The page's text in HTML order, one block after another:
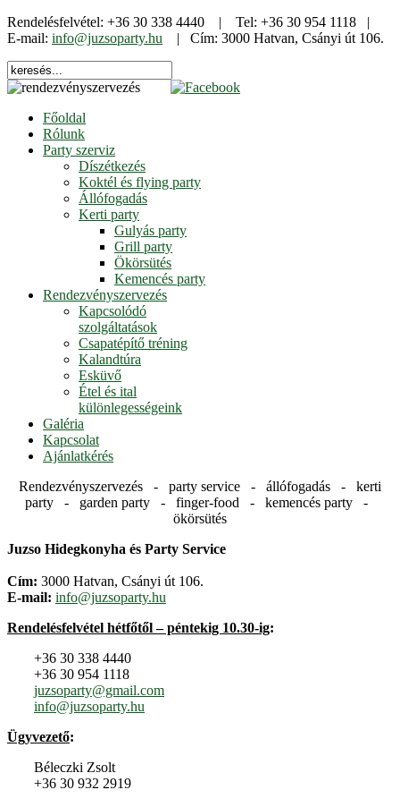
Rendelésfelvétel: +36 30 338 4440 | Tel: +36 30 954 1118 |
E-mail: info@juzsoparty.hu | Cím: 3000 Hatvan, Csányi út 106.
Főoldal
Rólunk
Party szerviz
Díszétkezés
Koktél és flying party
Állófogadás
Kerti party
Gulyás party
Grill party
Ökörsütés
Kemencés party
Rendezvényszervezés
Kapcsolódó
szolgáltatások
Csapatépítő tréning
Kalandtúra
Esküvő
Étel és ital
különlegességeink
Galéria
Kapcsolat
Ajánlatkérés
Rendezvényszervezés - party service - állófogadás - kerti
party - garden party - finger-food - kemencés party -
ökörsütés
Juzso Hidegkonyha és Party Service
Cím: 3000 Hatvan, Csányi út 106.
E-mail: info@juzsoparty.hu
Rendelésfelvétel hétfőtől – péntekig 10.30-ig:
+36 30 338 4440
+36 30 954 1118
juzsoparty@gmail.com
info@juzsoparty.hu
Ügyvezető:
Béleczki Zsolt
+36 30 932 2919